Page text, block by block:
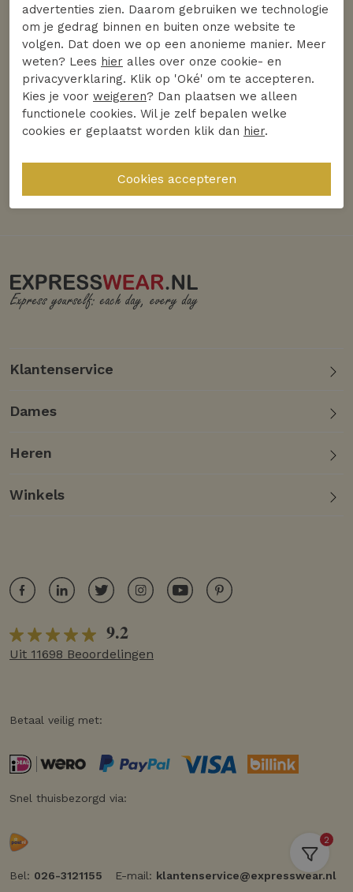
Ontdek Ontdek
PME Legend
2
Klantenservice
Dames
Heren
Winkels
9.2
Uit 11698 Beoordelingen
Betaal veilig met:
Snel thuisbezorgd via:
Bel: 026-3121155 E-mail: klantenservice@expresswear.nl
advertenties zien. Daarom gebruiken we technologie
om je gedrag binnen en buiten onze website te
volgen. Dat doen we op een anonieme manier. Meer
weten? Lees hier alles over onze cookie- en
privacyverklaring. Klik op 'Oké' om te accepteren.
Kies je voor weigeren? Dan plaatsen we alleen
functionele cookies. Wil je zelf bepalen welke
cookies er geplaatst worden klik dan hier.